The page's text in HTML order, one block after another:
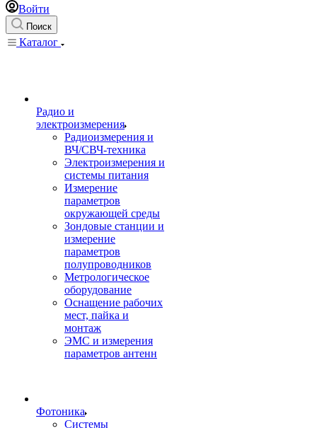
Войти
Поиск
Каталог
Радио и
электроизмерения
Радиоизмерения и
ВЧ/СВЧ-техника
Электроизмерения и
системы питания
Измерение
параметров
окружающей среды
Зондовые станции и
измерение
параметров
полупроводников
Метрологическое
оборудование
Оснащение рабочих
мест, пайка и
монтаж
ЭМС и измерения
параметров антенн
Фотоника
Cистемы